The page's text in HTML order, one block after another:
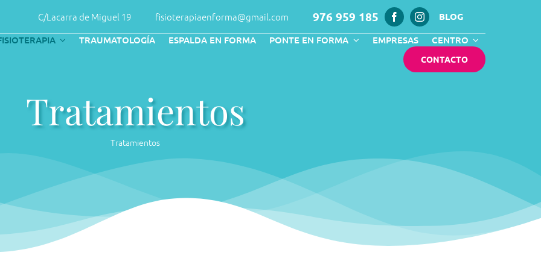
C/Lacarra de Miguel 19 fisioterapiaenforma@gmail.com 976 959 185
BLOG
TRAUMATOLOGÍA ESPALDA EN FORMA PONTE EN FORMA EMPRESAS CENTRO
CONTACTO
Tratamientos
Tratamientos